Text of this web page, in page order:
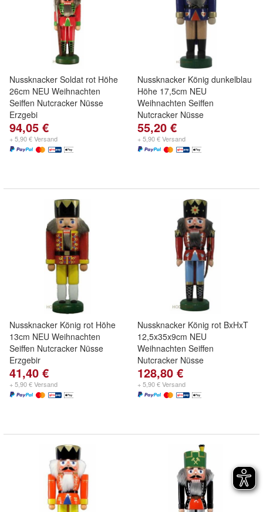
Nussknacker Soldat rot Höhe
26cm NEU Weihnachten
Seiffen Nutcracker Nüsse
Erzgebi
94,05 €
+ 5,90 € Versand
Nussknacker König dunkelblau
Höhe 17,5cm NEU
Weihnachten Seiffen
Nutcracker Nüsse
55,20 €
+ 5,90 € Versand
Nussknacker König rot Höhe
13cm NEU Weihnachten
Seiffen Nutcracker Nüsse
Erzgebir
41,40 €
+ 5,90 € Versand
Nussknacker König rot BxHxT
12,5x35x9cm NEU
Weihnachten Seiffen
Nutcracker Nüsse
128,80 €
+ 5,90 € Versand